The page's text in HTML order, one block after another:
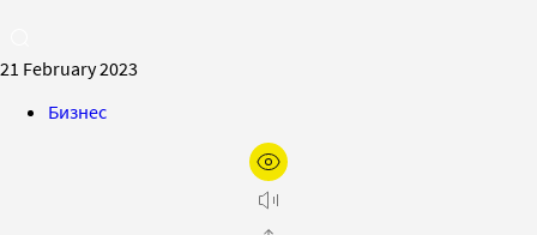
21 February 2023
Бизнес